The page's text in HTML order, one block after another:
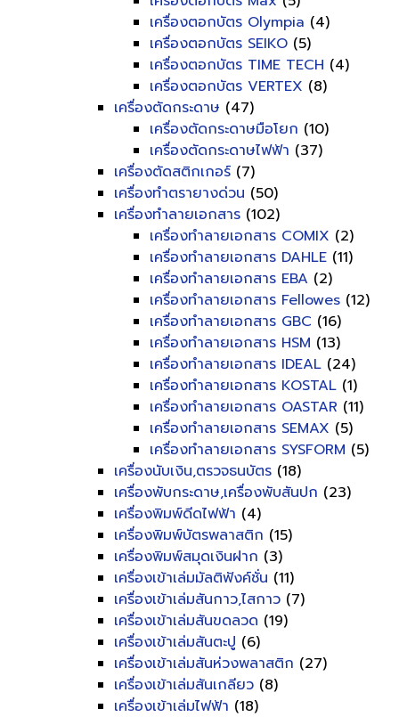
เครื่องตอกบัตร Olympia (4)
เครื่องตอกบัตร SEIKO (5)
เครื่องตอกบัตร TIME TECH (4)
เครื่องตอกบัตร VERTEX (8)
เครื่องตัดกระดาษ (47)
เครื่องตัดกระดาษมือโยก (10)
เครื่องตัดกระดาษไฟฟ้า (37)
เครื่องตัดสติกเกอร์ (7)
เครื่องทำตรายางด่วน (50)
เครื่องทำลายเอกสาร (102)
เครื่องทำลายเอกสาร COMIX (2)
เครื่องทำลายเอกสาร DAHLE (11)
เครื่องทำลายเอกสาร EBA (2)
เครื่องทำลายเอกสาร Fellowes (12)
เครื่องทำลายเอกสาร GBC (16)
เครื่องทำลายเอกสาร HSM (13)
เครื่องทำลายเอกสาร IDEAL (24)
เครื่องทำลายเอกสาร KOSTAL (1)
เครื่องทำลายเอกสาร OASTAR (11)
เครื่องทำลายเอกสาร SEMAX (5)
เครื่องทำลายเอกสาร SYSFORM (5)
เครื่องนับเงิน,ตรวจธนบัตร (18)
เครื่องพับกระดาษ,เครื่องพับสันปก (23)
เครื่องพิมพ์ดีดไฟฟ้า (4)
เครื่องพิมพ์บัตรพลาสติก (15)
เครื่องพิมพ์สมุดเงินฝาก (3)
เครื่องเข้าเล่มมัลติฟังค์ชั่น (11)
เครื่องเข้าเล่มสันกาว,ไสกาว (7)
เครื่องเข้าเล่มสันขดลวด (19)
เครื่องเข้าเล่มสันตะปู (6)
เครื่องเข้าเล่มสันห่วงพลาสติก (27)
เครื่องเข้าเล่มสันเกลียว (8)
เครื่องเข้าเล่มไฟฟ้า (18)